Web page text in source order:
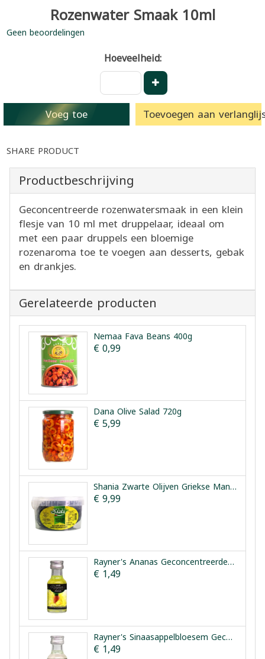
Rozenwater Smaak 10ml
Geen beoordelingen
Hoeveelheid:
Voeg toe Toevoegen aan
SHARE PRODUCT
Productbeschrijving
Geconcentreerde rozenwatersmaak in een klein
flesje van 10 ml met druppelaar, ideaal om
met een paar druppels een bloemige
rozenaroma toe te voegen aan desserts, gebak
en drankjes.
Gerelateerde producten
Nemaa Fava Beans 400g
€ 0,99
Dana Olive Salad 720g
€ 5,99
Shania Zwarte Olijven Griekse Manier 1.5kg
€ 9,99
Rayner's Ananas Geconcentreerde Smaakessentie 25ml
€ 1,49
Rayner's Sinaasappelbloesem Geconcentreerde Smaakessentie 28ml
€ 1,49